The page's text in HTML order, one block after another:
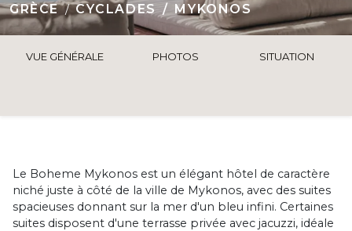
GRÈCE CYCLADES MYKONOS
VUE GÉNÉRALE PHOTOS SITUATION
Le Boheme Mykonos est un élégant hôtel de caractère
niché juste à côté de la ville de Mykonos, avec des suites
spacieuses donnant sur la mer d'un bleu infini. Certaines
suites disposent d'une terrasse privée avec jacuzzi, idéale